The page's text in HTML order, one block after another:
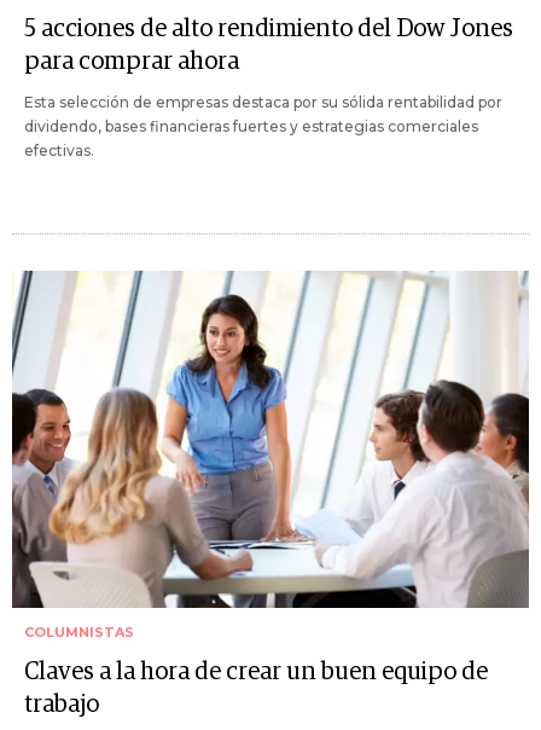
5 acciones de alto rendimiento del Dow Jones
para comprar ahora
Esta selección de empresas destaca por su sólida rentabilidad por
dividendo, bases financieras fuertes y estrategias comerciales
efectivas.
COLUMNISTAS
Claves a la hora de crear un buen equipo de
trabajo